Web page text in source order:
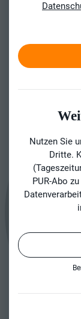
Nutzen Sie
Dritte.
PUR-Abo